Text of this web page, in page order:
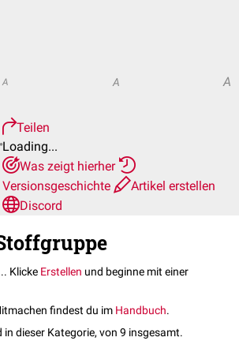
A A A
Teilen
Loading...
Was zeigt hierher
Versionsgeschichte
Artikel erstellen
Discord
Klicke Erstellen und beginne mit einer
findest du im Handbuch.
in dieser Kategorie, von 9 insgesamt.